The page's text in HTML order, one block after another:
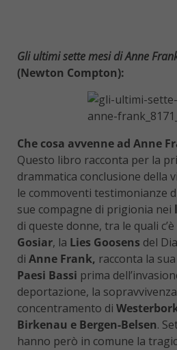
Gli ultimi sette mesi di Anne
(Newton Compton):
Che cosa avvenne ad Anne
Questo libro racconta per la
drammatica conclusione della
le commoventi testimonianze
sue compagne di prigionia nei
di queste donne, tra le quali
Gosiar, la Lies Goosens del
di Anne Frank, racconta la
Paesi Bassi prima
deportazione, la
concentramento di
Birkenau e Bergen-Belsen.
hanno però in comune la